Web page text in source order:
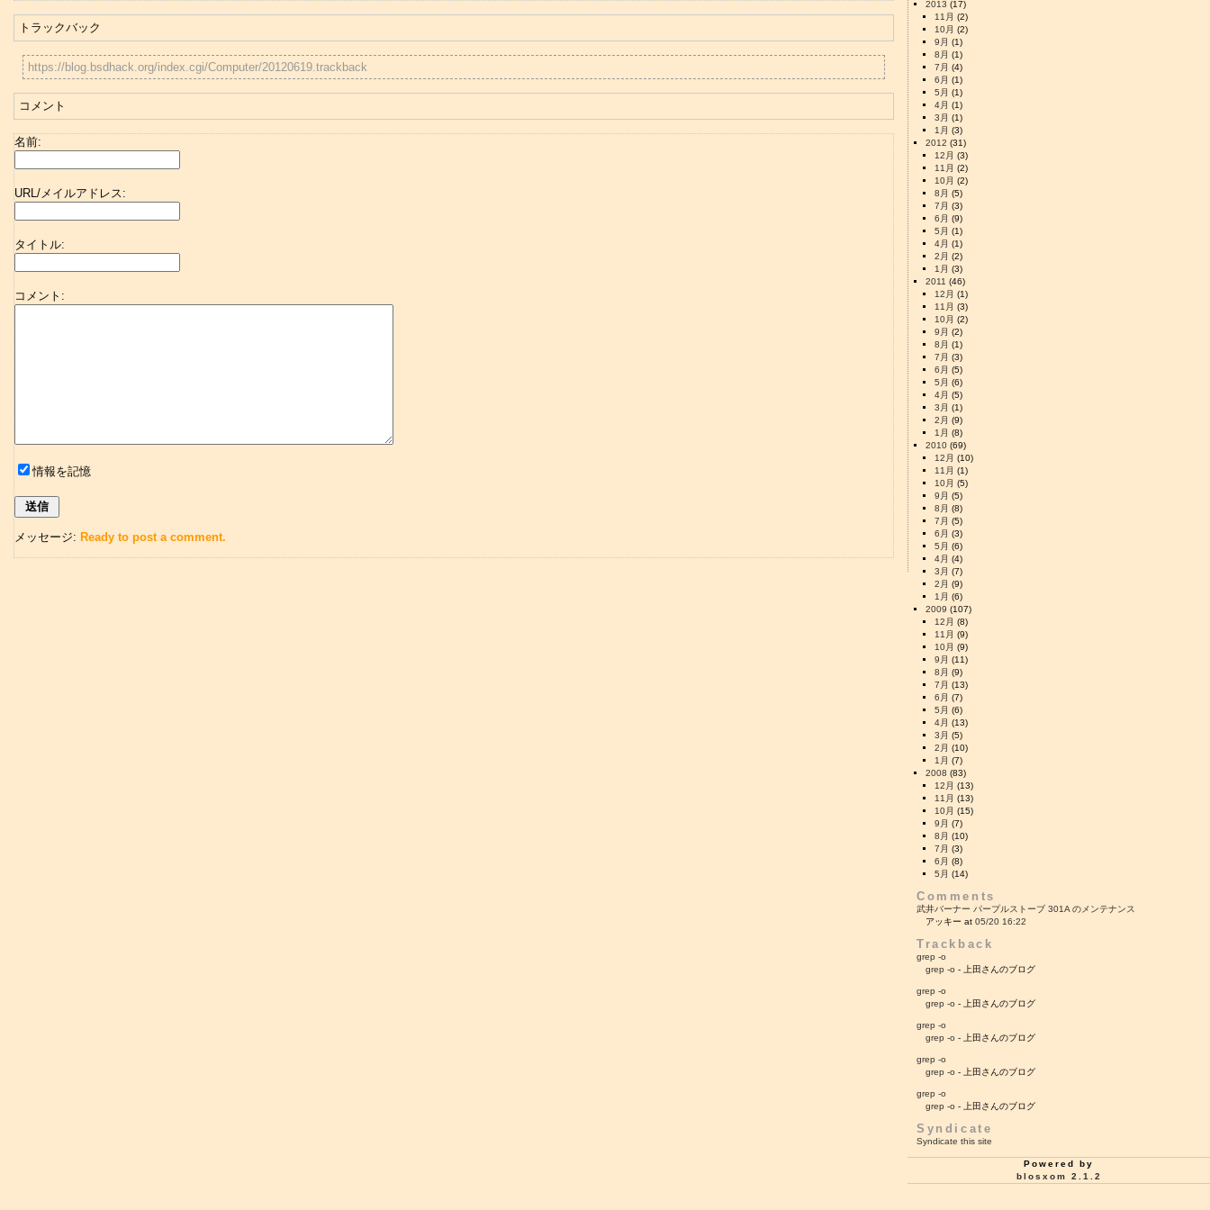
トラックバック
https://blog.bsdhack.org/index.cgi/Computer/20120619.trackback
コメント
名前:
URL/メイルアドレス:
タイトル:
コメント:
情報を記憶
メッセージ: Ready to post a comment.
2013 (17)
11月 (2)
10月 (2)
9月 (1)
8月 (1)
7月 (4)
6月 (1)
5月 (1)
4月 (1)
3月 (1)
1月 (3)
2012 (31)
12月 (3)
11月 (2)
10月 (2)
8月 (5)
7月 (3)
6月 (9)
5月 (1)
4月 (1)
2月 (2)
1月 (3)
2011 (46)
12月 (1)
11月 (3)
10月 (2)
9月 (2)
8月 (1)
7月 (3)
6月 (5)
5月 (6)
4月 (5)
3月 (1)
2月 (9)
1月 (8)
2010 (69)
12月 (10)
11月 (1)
10月 (5)
9月 (5)
8月 (8)
7月 (5)
6月 (3)
5月 (6)
4月 (4)
3月 (7)
2月 (9)
1月 (6)
2009 (107)
12月 (8)
11月 (9)
10月 (9)
9月 (11)
8月 (9)
7月 (13)
6月 (7)
5月 (6)
4月 (13)
3月 (5)
2月 (10)
1月 (7)
2008 (83)
12月 (13)
11月 (13)
10月 (15)
9月 (7)
8月 (10)
7月 (3)
6月 (8)
5月 (14)
Comments
武井バーナー パープルストーブ 301A のメンテナンス
アッキー at 05/20 16:22
Trackback
grep -o
grep -o - 上田さんのブログ
grep -o
grep -o - 上田さんのブログ
grep -o
grep -o - 上田さんのブログ
grep -o
grep -o - 上田さんのブログ
grep -o
grep -o - 上田さんのブログ
Syndicate
Syndicate this site
Powered by
blosxom 2.1.2